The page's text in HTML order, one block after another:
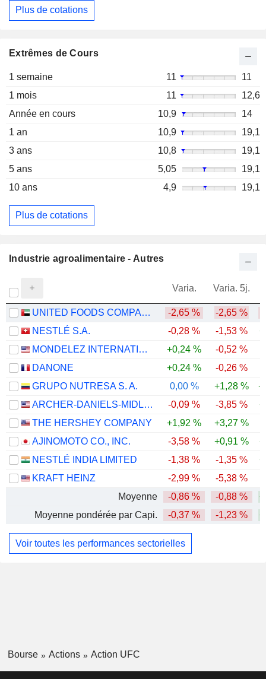
Plus de cotations
Extrêmes de Cours
1 semaine 11
11
1 mois
11
12,6
Année en cours
10,9
14
1 an
10,9
19,1
3 ans
10,8
19,1
5 ans
5,05
19,1
10 ans
4,9 19,1
Plus de cotations
Industrie agroalimentaire - Autres
Varia. Varia. 5j.
UNITED FOODS COMPANY -2,65 % -2,65 %
NESTLÉ S.A.
-0,28 % -1,53 %
MONDELEZ INTERNATIONAL, INC.
+0,24 % -0,52 %
DANONE
+0,24 % -0,26 %
GRUPO NUTRESA S. A.
0,00 % +1,28 %
ARCHER-DANIELS-MIDLAND COMPANY
-0,09 % -3,85 %
THE HERSHEY COMPANY
+1,92 % +3,27 %
AJINOMOTO CO., INC.
-3,58 % +0,91 %
NESTLÉ INDIA LIMITED
-1,38 % -1,35 %
KRAFT HEINZ
-2,99 % -5,38 %
Moyenne
-0,86 % -0,88 %
Moyenne pondérée par Capi.
-0,37 % -1,23 %
Voir toutes les performances sectorielles
Bourse Actions Action UFC